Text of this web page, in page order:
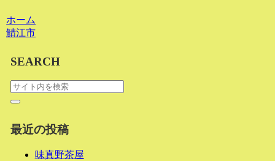
ホーム
鯖江市
SEARCH
最近の投稿
味真野茶屋